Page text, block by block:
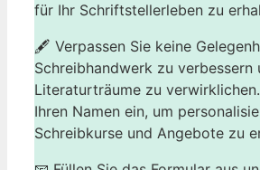
für Ihr Schriftstellerleben zu
🖋️ Verpassen Sie keine
Schreibhandwerk zu verbessern
Literaturträume zu
Ihren Namen ein, um
Schreibkurse und Angebote zu